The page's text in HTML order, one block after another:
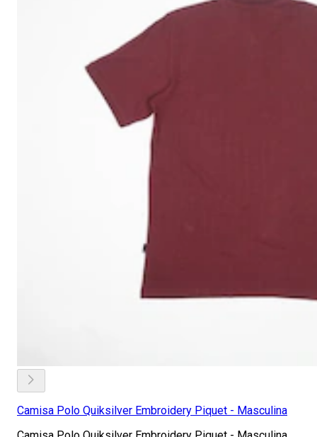
Camisa Polo Quiksilver Embroidery Piquet - Masculina